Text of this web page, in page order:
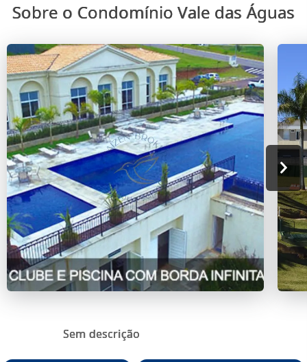
Sobre o Condomínio Vale das Águas
Sem descrição